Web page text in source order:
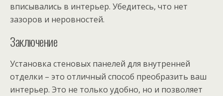
вписывались в интерьер. Убедитесь, что нет
зазоров и неровностей.
Заключение
Установка стеновых панелей для внутренней
отделки – это отличный способ преобразить ваш
интерьер. Это не только удобно, но и позволяет